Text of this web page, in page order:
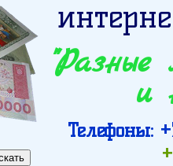
и
Телефоны: